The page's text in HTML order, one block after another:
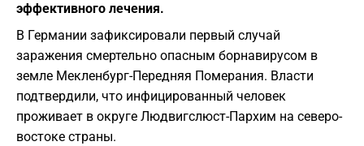
эффективного лечения.
В Германии зафиксировали первый случай
заражения смертельно опасным борнавирусом в
земле Мекленбург-Передняя Померания. Власти
подтвердили, что инфицированный человек
проживает в округе Людвигслюст-Пархим на северо-
востоке страны.